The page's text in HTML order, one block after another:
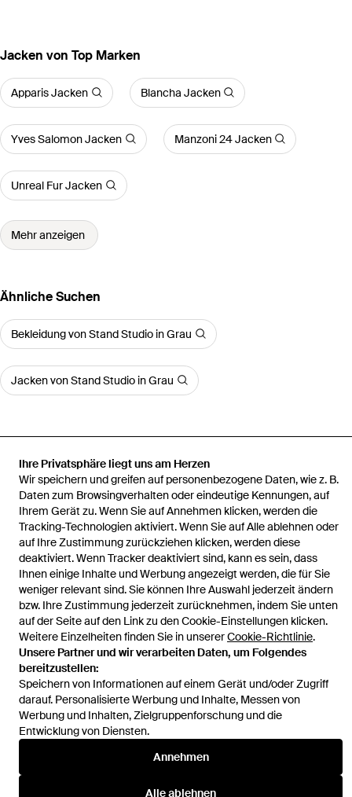
Ihre Privatsphäre liegt uns am Herzen
Wir speichern und greifen auf personenbezogene Daten, wie z. B.
Daten zum Browsingverhalten oder eindeutige Kennungen, auf
Ihrem Gerät zu. Wenn Sie auf Annehmen klicken, werden die
Tracking-Technologien aktiviert. Wenn Sie auf Alle ablehnen oder
auf Ihre Zustimmung zurückziehen klicken, werden diese
deaktiviert. Wenn Tracker deaktiviert sind, kann es sein, dass
Ihnen einige Inhalte und Werbung angezeigt werden, die für Sie
weniger relevant sind. Sie können Ihre Auswahl jederzeit ändern
bzw. Ihre Zustimmung jederzeit zurücknehmen, indem Sie unten
auf der Seite auf den Link zu den Cookie-Einstellungen klicken.
Weitere Einzelheiten finden Sie in unsererCookie-Richtlinie.
Unsere Partner und wir verarbeiten Daten, um Folgendes
bereitzustellen:
Speichern von Informationen auf einem Gerät und/oder Zugriff
darauf. Personalisierte Werbung und Inhalte, Messen von
Werbung und Inhalten, Zielgruppenforschung und die
Entwicklung von Diensten.
Annehmen
Alle ablehnen
Jacken von Top Marken
Apparis Jacken Blancha Jacken
Yves Salomon Jacken Manzoni 24 Jacken
Unreal Fur Jacken
Mehr anzeigen
Ähnliche Suchen
Bekleidung von Stand Studio in Grau
Jacken von Stand Studio in Grau
Startseite Damen Jacken Stand Studio Jacken
India Faux Fur
Coat
Hilfe und Informationen